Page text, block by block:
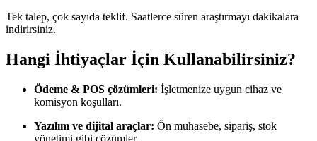
Tek talep, çok sayıda teklif. Saatlerce süren araştırmayı dakikalara
indirirsiniz.
Hangi İhtiyaçlar İçin Kullanabilirsiniz?
Ödeme & POS çözümleri: İşletmenize uygun cihaz ve
komisyon koşulları.
Yazılım ve dijital araçlar: Ön muhasebe, sipariş, stok